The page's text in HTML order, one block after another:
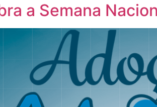
a Semana